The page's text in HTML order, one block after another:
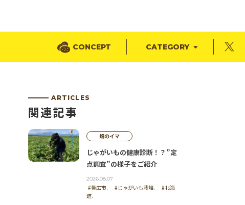
CONCEPT CATEGORY
ARTICLES
関連記事
畑のイマ
じゃがいもの健康診断！？”定
点調査”の様子をご紹介
2026.08.07
#帯広市. #じゃがいも栽培.
#北海
道.